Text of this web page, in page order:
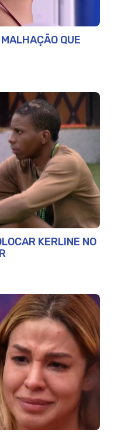
QUE
KERLINE NO